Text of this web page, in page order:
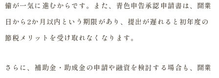
備が一気に進むからです。また、青色申告承認申請書は、開業
日から2か月以内という期限があり、提出が遅れると初年度の
節税メリットを受け取れなくなります。
さらに、補助金・助成金の申請や融資を検討する場合も、開業